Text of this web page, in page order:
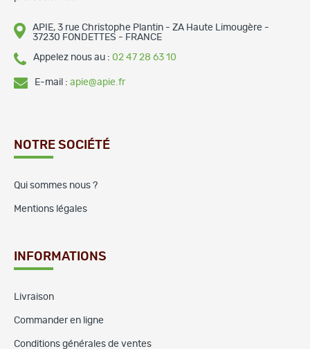
APIE, 3 rue Christophe Plantin - ZA Haute Limougère -
37230 FONDETTES - FRANCE
Appelez nous au : 02 47 28 63 10
E-mail : apie@apie.fr
NOTRE SOCIÉTÉ
Qui sommes nous ?
Mentions légales
INFORMATIONS
Livraison
Commander en ligne
Conditions générales de ventes